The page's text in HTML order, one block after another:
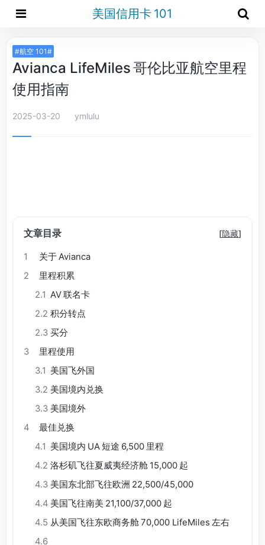
美国信用卡 101
#航空 101#
Avianca LifeMiles 哥伦比亚航空里程
使用指南
2025-03-20 ymlulu
文章目录 [隐藏]
1
关于 Avianca
2
里程积累
2.1 AV 联名卡
2.2 积分转点
2.3 买分
3
里程使用
3.1 美国飞外国
3.2 美国境内兑换
3.3 美国境外
4
最佳兑换
4.1 美国境内 UA 短途 6,500 里程
4.2 洛杉矶飞往夏威夷经济舱 15,000 起
4.3 美国东北部飞往欧洲 22,500/45,000
4.4 美国飞往南美 21,100/37,000 起
4.5 从美国飞往东欧商务舱 70,000 LifeMiles 左右
4.6